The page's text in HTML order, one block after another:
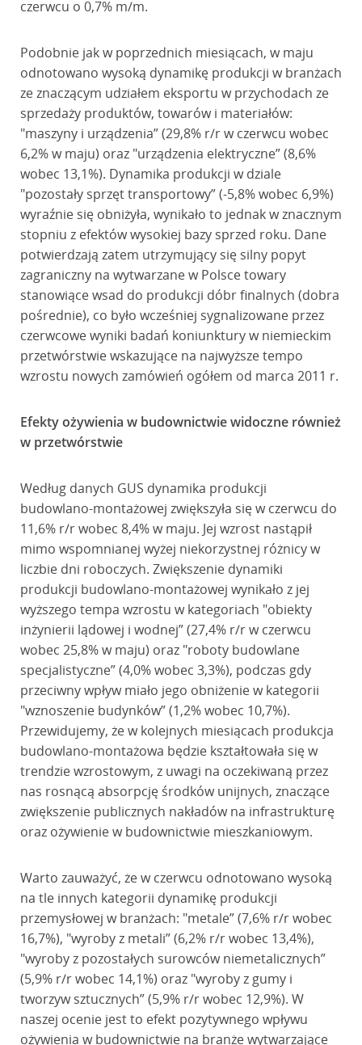
czerwcu o 0,7% m/m.
Podobnie jak w poprzednich miesiącach, w maju
odnotowano wysoką dynamikę produkcji w branżach
ze znaczącym udziałem eksportu w przychodach ze
sprzedaży produktów, towarów i materiałów:
"maszyny i urządzenia” (29,8% r/r w czerwcu wobec
6,2% w maju) oraz "urządzenia elektryczne” (8,6%
wobec 13,1%). Dynamika produkcji w dziale
"pozostały sprzęt transportowy” (-5,8% wobec 6,9%)
wyraźnie się obniżyła, wynikało to jednak w znacznym
stopniu z efektów wysokiej bazy sprzed roku. Dane
potwierdzają zatem utrzymujący się silny popyt
zagraniczny na wytwarzane w Polsce towary
stanowiące wsad do produkcji dóbr finalnych (dobra
pośrednie), co było wcześniej sygnalizowane przez
czerwcowe wyniki badań koniunktury w niemieckim
przetwórstwie wskazujące na najwyższe tempo
wzrostu nowych zamówień ogółem od marca 2011 r.
Efekty ożywienia w budownictwie widoczne również
w przetwórstwie
Według danych GUS dynamika produkcji
budowlano-montażowej zwiększyła się w czerwcu do
11,6% r/r wobec 8,4% w maju. Jej wzrost nastąpił
mimo wspomnianej wyżej niekorzystnej różnicy w
liczbie dni roboczych. Zwiększenie dynamiki
produkcji budowlano-montażowej wynikało z jej
wyższego tempa wzrostu w kategoriach "obiekty
inżynierii lądowej i wodnej” (27,4% r/r w czerwcu
wobec 25,8% w maju) oraz "roboty budowlane
specjalistyczne” (4,0% wobec 3,3%), podczas gdy
przeciwny wpływ miało jego obniżenie w kategorii
"wznoszenie budynków” (1,2% wobec 10,7%).
Przewidujemy, że w kolejnych miesiącach produkcja
budowlano-montażowa będzie kształtowała się w
trendzie wzrostowym, z uwagi na oczekiwaną przez
nas rosnącą absorpcję środków unijnych, znaczące
zwiększenie publicznych nakładów na infrastrukturę
oraz ożywienie w budownictwie mieszkaniowym.
Warto zauważyć, że w czerwcu odnotowano wysoką
na tle innych kategorii dynamikę produkcji
przemysłowej w branżach: "metale” (7,6% r/r wobec
16,7%), "wyroby z metali” (6,2% r/r wobec 13,4%),
"wyroby z pozostałych surowców niemetalicznych”
(5,9% r/r wobec 14,1%) oraz "wyroby z gumy i
tworzyw sztucznych” (5,9% r/r wobec 12,9%). W
naszej ocenie jest to efekt pozytywnego wpływu
ożywienia w budownictwie na branże wytwarzające